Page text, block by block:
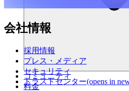
コミュニティ
料金
会社情報
採用情報
プレス・メディア
セキュリティ
トラストセンター(opens in